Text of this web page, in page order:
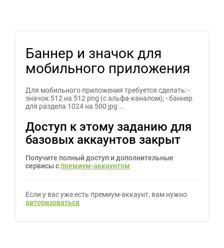
Баннер и значок для
мобильного приложения
Для мобильного приложения требуется сделать: -
значок 512 на 512 png (с альфа-каналом); - баннер
для раздела 1024 на 500 jpg …
Доступ к этому заданию для
базовых аккаунтов закрыт
Получите полный доступ и дополнительные
сервисы с премиум-аккаунтом
Если у вас уже есть премиум-аккаунт, вам нужно
авторизоваться